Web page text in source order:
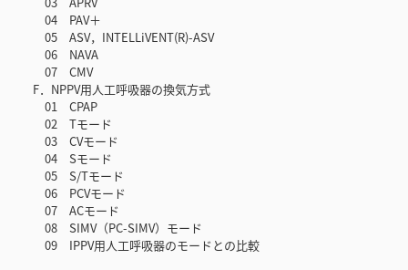
04 PAV＋
05 ASV，INTELLiVENT(R)-ASV
06 NAVA
07 CMV
F．NPPV用人工呼吸器の換気方式
01 CPAP
02 Tモード
03 CVモード
04 Sモード
05 S/Tモード
06 PCVモード
07 ACモード
08 SIMV（PC-SIMV）モード
09 IPPV用人工呼吸器のモードとの比較